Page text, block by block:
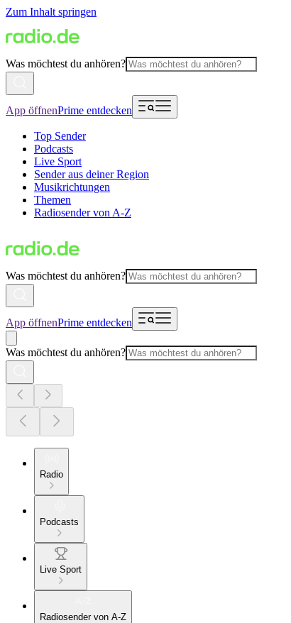
Zum Inhalt springen
Was möchtest du anhören?
App öffnenPrime entdecken
Top Sender
Podcasts
Live Sport
Sender aus deiner Region
Musikrichtungen
Themen
Radiosender von A-Z
Was möchtest du anhören?
App öffnenPrime entdecken
Was möchtest du anhören?
Radio
Podcasts
Live Sport
Radiosender von A-Z